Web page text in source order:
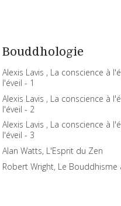
Bouddhologie
Alexis Lavis , La conscience à
l'éveil - 1
Alexis Lavis , La conscience à
l'éveil - 2
Alexis Lavis , La conscience à
l'éveil - 3
Alan Watts, L'Esprit du Zen
Robert Wright, Le Bouddhisme